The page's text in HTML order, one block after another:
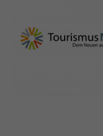
nrw-
tourismus.de